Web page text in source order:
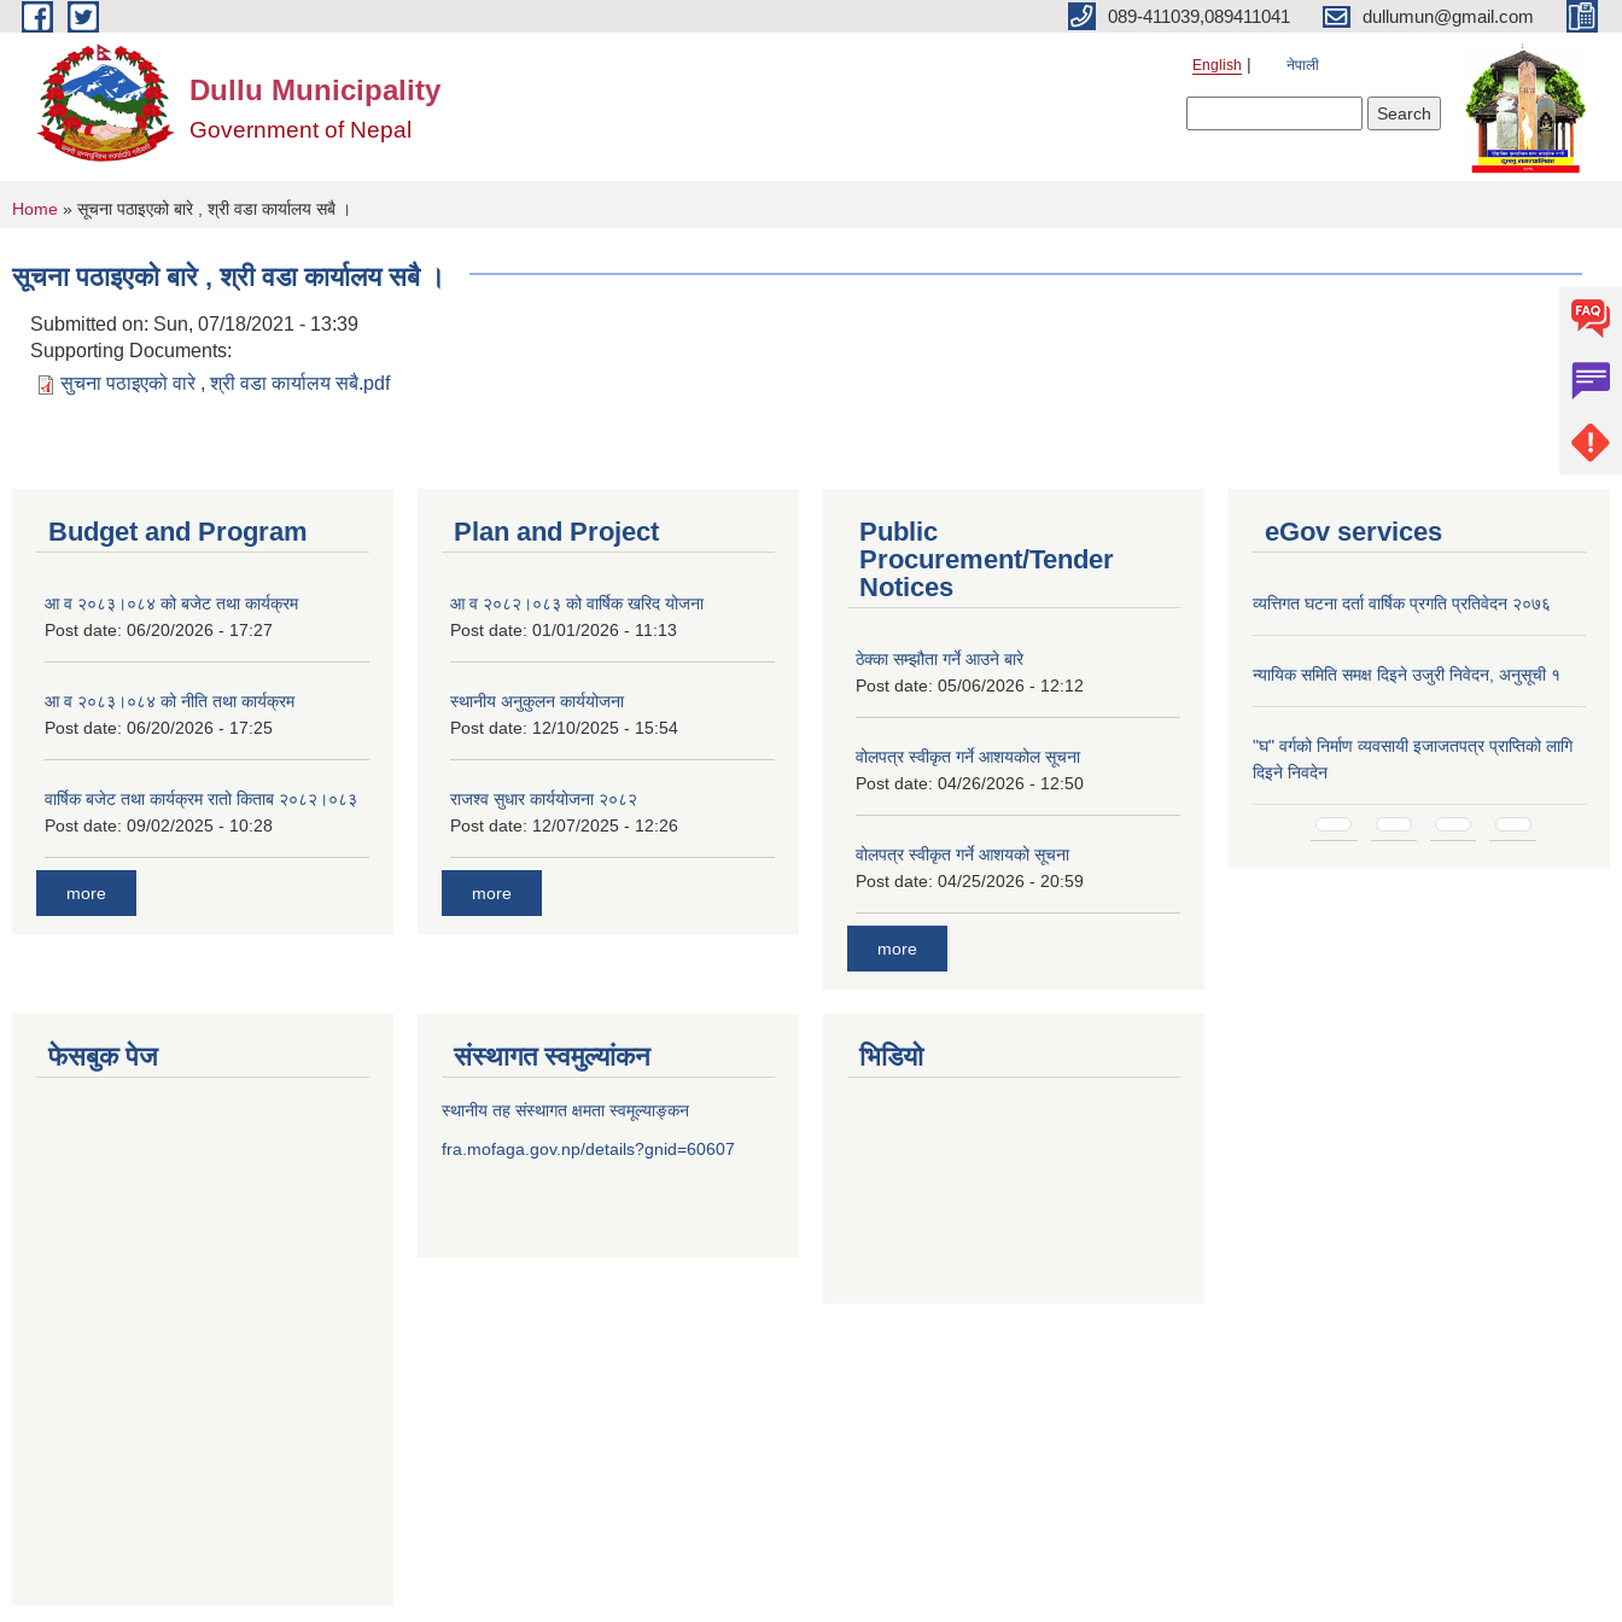
Skip to main content 089-411039,089411041 dullumun@gmail.com
Dullu Municipality
Government of Nepal
English नेपाली
You are here
Home » सूचना पठाइएको बारे , श्री वडा कार्यालय सबै ।
सूचना पठाइएको बारे , श्री वडा कार्यालय सबै ।
Submitted on: Sun, 07/18/2021 - 13:39
Supporting Documents:
सुचना पठाइएको वारे , श्री वडा कार्यालय सबै.pdf
Budget and Program
आ व २०८३।०८४ को बजेट तथा कार्यक्रम
Post date: 06/20/2026 - 17:27
आ व २०८३।०८४ को नीति तथा कार्यक्रम
Post date: 06/20/2026 - 17:25
वार्षिक बजेट तथा कार्यक्रम रातो किताब २०८२।०८३
Post date: 09/02/2025 - 10:28
more
Plan and Project
आ व २०८२।०८३ को वार्षिक खरिद योजना
Post date: 01/01/2026 - 11:13
स्थानीय अनुकुलन कार्ययोजना
Post date: 12/10/2025 - 15:54
राजश्व सुधार कार्ययोजना २०८२
Post date: 12/07/2025 - 12:26
more
Public
Procurement/Tender
Notices
ठेक्का सम्झौता गर्ने आउने बारे
Post date: 05/06/2026 - 12:12
वोलपत्र स्वीकृत गर्ने आशयकोल सूचना
Post date: 04/26/2026 - 12:50
वोलपत्र स्वीकृत गर्ने आशयको सूचना
Post date: 04/25/2026 - 20:59
more
eGov services
व्यत्तिगत घटना दर्ता वार्षिक प्रगति प्रतिवेदन २०७६
न्यायिक समिति समक्ष दिइने उजुरी निवेदन, अनुसूची १
"घ" वर्गको निर्माण व्यवसायी इजाजतपत्र प्राप्तिको लागि
दिइने निवदेन
Pages
फेसबुक पेज संस्थागत स्वमुल्यांकन
स्थानीय तह संस्थागत क्षमता स्वमूल्याङ्कन
fra.mofaga.gov.np/details?gnid=60607
भिडियो